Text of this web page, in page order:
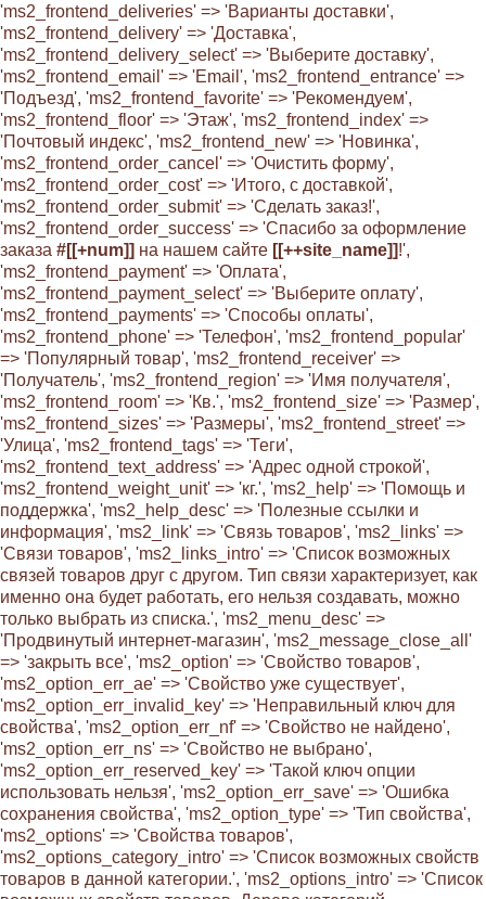
'ms2_frontend_deliveries' => 'Варианты доставки',
'ms2_frontend_delivery' => 'Доставка',
'ms2_frontend_delivery_select' => 'Выберите доставку',
'ms2_frontend_email' => 'Email', 'ms2_frontend_entrance' =>
'Подъезд', 'ms2_frontend_favorite' => 'Рекомендуем',
'ms2_frontend_floor' => 'Этаж', 'ms2_frontend_index' =>
'Почтовый индекс', 'ms2_frontend_new' => 'Новинка',
'ms2_frontend_order_cancel' => 'Очистить форму',
'ms2_frontend_order_cost' => 'Итого, с доставкой',
'ms2_frontend_order_submit' => 'Сделать заказ!',
'ms2_frontend_order_success' => 'Спасибо за оформление
заказа #[[+num]] на нашем сайте [[++site_name]]!',
'ms2_frontend_payment' => 'Оплата',
'ms2_frontend_payment_select' => 'Выберите оплату',
'ms2_frontend_payments' => 'Способы оплаты',
'ms2_frontend_phone' => 'Телефон', 'ms2_frontend_popular'
=> 'Популярный товар', 'ms2_frontend_receiver' =>
'Получатель', 'ms2_frontend_region' => 'Имя получателя',
'ms2_frontend_room' => 'Кв.', 'ms2_frontend_size' => 'Размер',
'ms2_frontend_sizes' => 'Размеры', 'ms2_frontend_street' =>
'Улица', 'ms2_frontend_tags' => 'Теги',
'ms2_frontend_text_address' => 'Адрес одной строкой',
'ms2_frontend_weight_unit' => 'кг.', 'ms2_help' => 'Помощь и
поддержка', 'ms2_help_desc' => 'Полезные ссылки и
информация', 'ms2_link' => 'Связь товаров', 'ms2_links' =>
'Связи товаров', 'ms2_links_intro' => 'Список возможных
связей товаров друг с другом. Тип связи характеризует, как
именно она будет работать, его нельзя создавать, можно
только выбрать из списка.', 'ms2_menu_desc' =>
'Продвинутый интернет-магазин', 'ms2_message_close_all'
=> 'закрыть все', 'ms2_option' => 'Свойство товаров',
'ms2_option_err_ae' => 'Свойство уже существует',
'ms2_option_err_invalid_key' => 'Неправильный ключ для
свойства', 'ms2_option_err_nf' => 'Свойство не найдено',
'ms2_option_err_ns' => 'Свойство не выбрано',
'ms2_option_err_reserved_key' => 'Такой ключ опции
использовать нельзя', 'ms2_option_err_save' => 'Ошибка
сохранения свойства', 'ms2_option_type' => 'Тип свойства',
'ms2_options' => 'Свойства товаров',
'ms2_options_category_intro' => 'Список возможных свойств
товаров в данной категории.', 'ms2_options_intro' => 'Список